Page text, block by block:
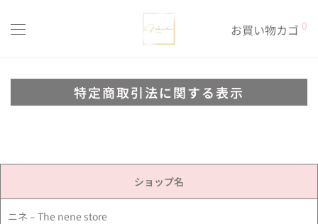
お買い物カゴ 0
特定商取引法に関する表示
ショップ名
ニネ – The nene store